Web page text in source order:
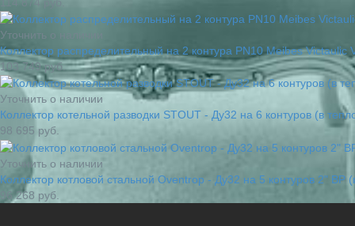
Уточнить о наличии
Коллектор распределительный на 2 контура PN10 Meibes Victaulic
103 749руб.
Уточнить о наличии
Коллектор котельной разводки STOUT - Ду32 на 6 контуров (в
98 695 руб.
Уточнить о наличии
Коллектор котловой стальной Oventrop - Ду32 на 5 контуров 2"
96 268 руб.